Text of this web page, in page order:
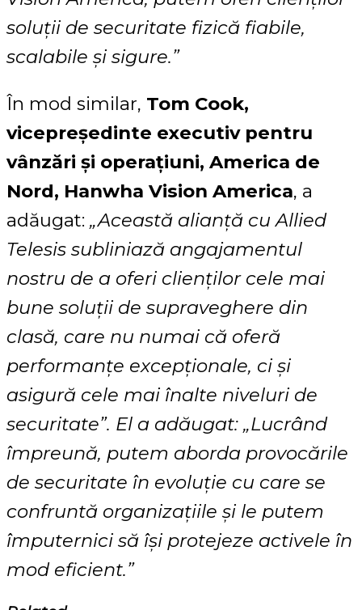
soluții de securitate fizică fiabile,
scalabile și sigure.”
În mod similar, Tom Cook,
vicepreședinte executiv pentru
vânzări și operațiuni, America de
Nord, Hanwha Vision America, a
adăugat: „Această alianță cu Allied
Telesis subliniază angajamentul
nostru de a oferi clienților cele mai
bune soluții de supraveghere din
clasă, care nu numai că oferă
performanțe excepționale, ci și
asigură cele mai înalte niveluri de
securitate”. El a adăugat: „Lucrând
împreună, putem aborda provocările
de securitate în evoluție cu care se
confruntă organizațiile și le putem
împuternici să își protejeze activele în
mod eficient.”